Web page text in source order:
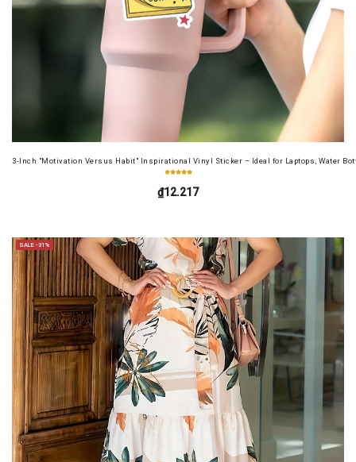
3-Inch "Motivation Versus Habit" Inspirational Vinyl Sticker – Ideal for Laptops, Water
₫12.217
SALE -31%